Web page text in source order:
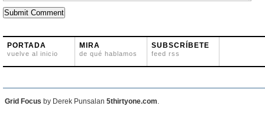
PORTADA
vuelve al inicio
MIRA
de qué hablamos
SUBSCRÍBETE
feed rss
Grid Focus by Derek Punsalan 5thirtyone.com.